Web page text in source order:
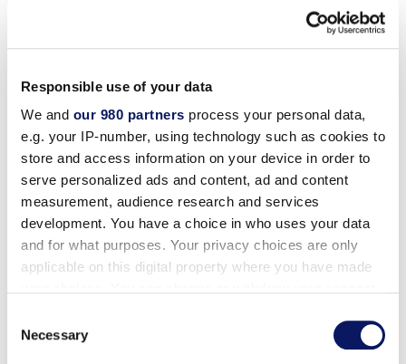
Responsible use of your data
We and our 980 partners process your personal data,
e.g. your IP-number, using technology such as cookies to
store and access information on your device in order to
serve personalized ads and content, ad and content
measurement, audience research and services
development. You have a choice in who uses your data
and for what purposes. Your privacy choices are only
applicable on this digital property where you have made
the Privacy trigger icon.
Selection
Necessary
(14.99ドル）
速ワイヤレス・インターネットとMandara Spaバリ
式リラクゼーション・エリアのご利用を毎日ご利用
いただけます。 (20ドル相当）
スワン・パドルボートのレンタル（毎日(25ドル相
当）
認定インストラクターによるフィットネスクラス
（毎日(25ドル相当）
Lagoon Games, Lanes & Eats ゲームクレジット（5